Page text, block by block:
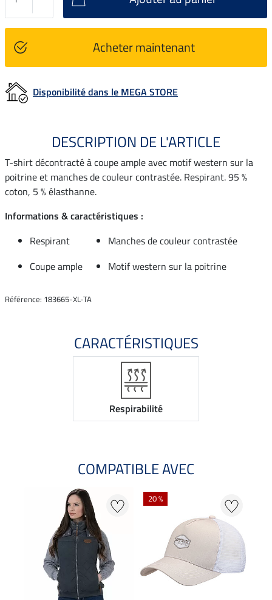
Acheter maintenant
Disponibilité dans le MEGA STORE
DESCRIPTION DE L'ARTICLE
T-shirt décontracté à coupe ample avec motif western sur la
poitrine et manches de couleur contrastée. Respirant. 95 %
coton, 5 % élasthanne.
Informations & caractéristiques :
Respirant
Manches de couleur contrastée
Coupe ample
Motif western sur la poitrine
Référence: 183665-XL-TA
CARACTÉRISTIQUES
Respirabilité
COMPATIBLE AVEC
20 %